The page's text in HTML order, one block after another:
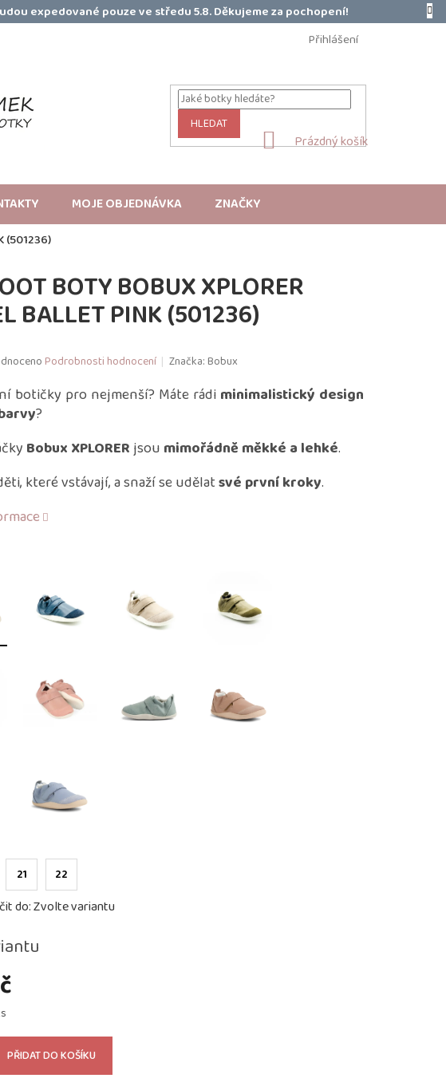
expedované pouze ve středu 5.8. Děkujeme za pochopení!
Přihlášení
HLEDAT
NÁKUPNÍ
Prázdný košík
MOJE OBJEDNÁVKA ZNAČKY
(501236)
BOTY BOBUX XPLORER
BALLET PINK (501236)
Podrobnosti hodnocení Značka: Bobux
21 22
do:Zvolte variantu
PŘIDAT DO KOŠÍKU
botičky pro nejmenší? Máte rádi minimalistický design
?
Bobux XPLORERjsou mimořádně měkké a lehké.
které vstávají, a snaží se udělatsvé první kroky.